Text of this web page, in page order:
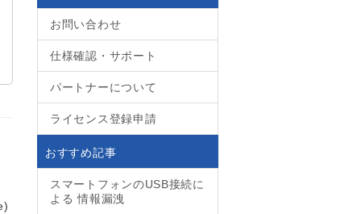
お問い合わせ
仕様確認・サポート
パートナーについて
ライセンス登録申請
おすすめ記事
スマートフォンのUSB接続に
よる 情報漏洩